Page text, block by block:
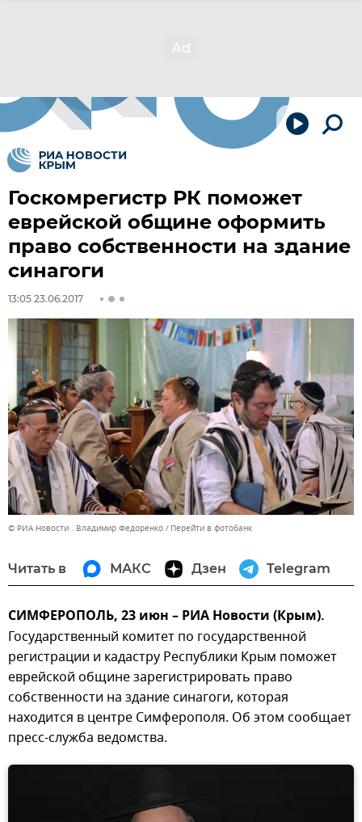
Госкомрегистр РК поможет
еврейской общине оформить
право собственности на здание
синагоги
13:05 23.06.2017
© РИА Новости . Владимир Федоренко Перейти в фотобанк
Читать в МАКС Дзен Telegram
СИМФЕРОПОЛЬ, 23 июн – РИА Новости (Крым).
Государственный комитет по государственной
регистрации и кадастру Республики Крым поможет
еврейской общине зарегистрировать право
собственности на здание синагоги, которая
находится в центре Симферополя. Об этом сообщает
пресс-служба ведомства.